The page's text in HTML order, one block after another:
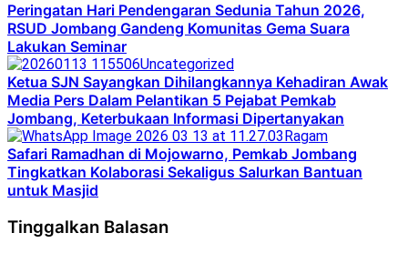
Peringatan Hari Pendengaran Sedunia Tahun 2026,
RSUD Jombang Gandeng Komunitas Gema Suara
Lakukan Seminar
Uncategorized
Ketua SJN Sayangkan Dihilangkannya Kehadiran Awak
Media Pers Dalam Pelantikan 5 Pejabat Pemkab
Jombang, Keterbukaan Informasi Dipertanyakan
Ragam
Safari Ramadhan di Mojowarno, Pemkab Jombang
Tingkatkan Kolaborasi Sekaligus Salurkan Bantuan
untuk Masjid
Tinggalkan Balasan